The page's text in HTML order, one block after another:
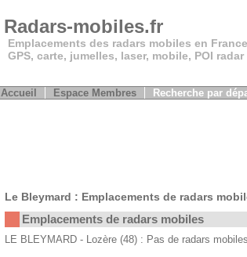
Radars-mobiles.fr
Emplacements des radars mobiles en France
GPS, carte, jumelles, laser, mobile, POI radar
Accueil Espace Membres Recherche par
Le Bleymard : Emplacements de radars
Emplacements de radars mobiles
LE BLEYMARD - Lozère (48) : Pas de radars